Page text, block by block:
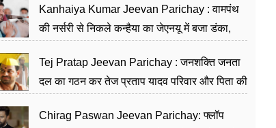
Kanhaiya Kumar Jeevan Parichay : वामपंथ
की नर्सरी से निकले कन्हैया का जेएनयू में बजा डंका,
Tej Pratap Jeevan Parichay : जनशक्ति जनता
दल का गठन कर तेज प्रताप यादव परिवार और पिता की
Chirag Paswan Jeevan Parichay: फ्लॉप